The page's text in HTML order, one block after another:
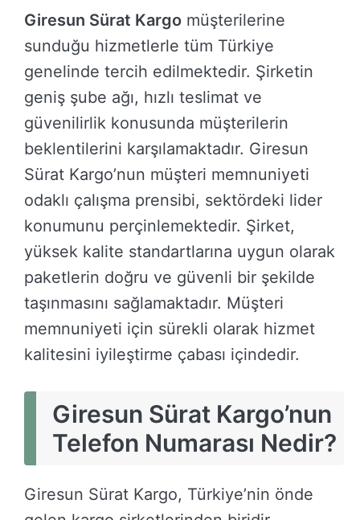
Giresun Sürat Kargo müşterilerine
sunduğu hizmetlerle tüm Türkiye
genelinde tercih edilmektedir. Şirketin
geniş şube ağı, hızlı teslimat ve
güvenilirlik konusunda müşterilerin
beklentilerini karşılamaktadır. Giresun
Sürat Kargo’nun müşteri memnuniyeti
odaklı çalışma prensibi, sektördeki lider
konumunu perçinlemektedir. Şirket,
yüksek kalite standartlarına uygun olarak
paketlerin doğru ve güvenli bir şekilde
taşınmasını sağlamaktadır. Müşteri
memnuniyeti için sürekli olarak hizmet
kalitesini iyileştirme çabası içindedir.
Giresun Sürat Kargo’nun
Telefon Numarası Nedir?
Giresun Sürat Kargo, Türkiye’nin önde